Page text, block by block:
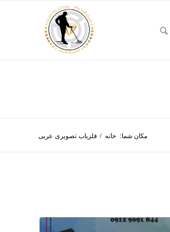
مکان شما: خانه / فلزیاب تصویری عربی